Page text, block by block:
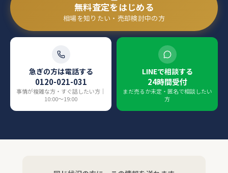
無料査定をはじめる
相場を知りたい・売却検討中の方
急ぎの方は電話する
0120-021-031
事情が複雑な方・すぐ話したい方｜
10:00〜19:00
LINEで相談する
24時間受付
まだ売るか未定・匿名で相談したい
方